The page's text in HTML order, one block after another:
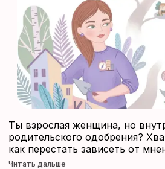
Ты взрослая женщина, но
родительского одобрения?
как перестать зависеть от
отделиться без скандала.
Читать дальше